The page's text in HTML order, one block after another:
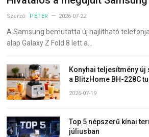
Szerző: PÉTER 2026-07-22
A Samsung bemutatta új hajlítható
alap Galaxy Z Fold 8 lett a…
Konyhai teljesítmény
a BlitzHome BH-228C
2026-07-19
Top 5 népszerű kínai
júliusban